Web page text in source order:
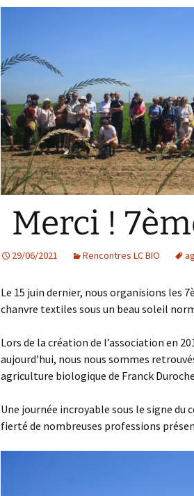
Merci !
29/06/2021 Rencontres LC BIO
Le 15 juin dernier, nous organisions les
chanvre textiles sous un beau soleil
Lors de la création de l’association en
aujourd’hui, nous nous sommes
agriculture biologique de Franck
Une journée incroyable sous le signe
fierté de nombreuses professions